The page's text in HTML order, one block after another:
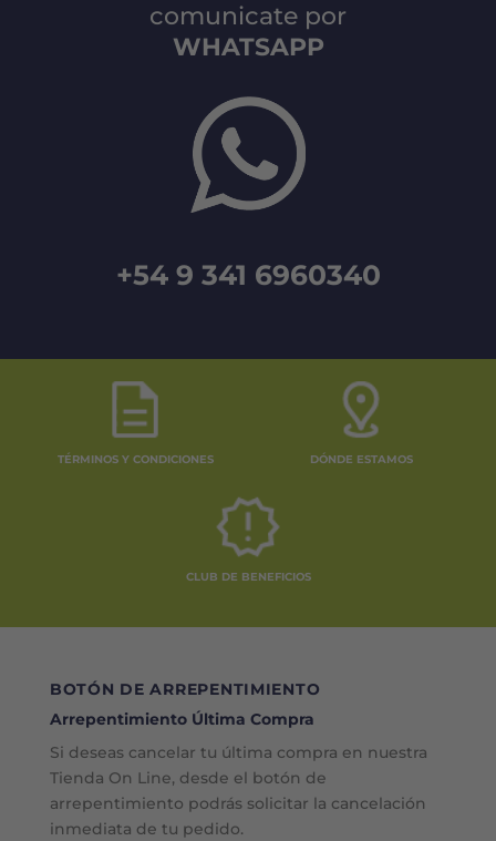
comunicate por
WHATSAPP
+54 9 341 6960340
TÉRMINOS Y CONDICIONES DÓNDE ESTAMOS
CLUB DE BENEFICIOS
BOTÓN DE ARREPENTIMIENTO
Arrepentimiento Última Compra
Si deseas cancelar tu última compra en nuestra
Tienda On Line, desde el botón de
arrepentimiento podrás solicitar la cancelación
inmediata de tu pedido.